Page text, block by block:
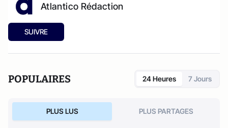
Atlantico Rédaction
SUIVRE
POPULAIRES 24 Heures 7 Jours
PLUS LUS PLUS PARTAGES